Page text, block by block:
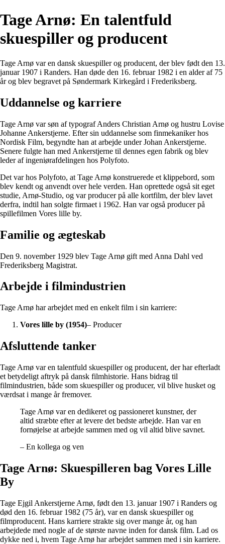
Tage Arnø: En talentfuld
skuespiller og producent
Tage Arnø var en dansk skuespiller og producent, der blev født den 13.
januar 1907 i Randers. Han døde den 16. februar 1982 i en alder af 75
år og blev begravet på Søndermark Kirkegård i Frederiksberg.
Uddannelse og karriere
Tage Arnø var søn af typograf Anders Christian Arnø og hustru Lovise
Johanne Ankerstjerne. Efter sin uddannelse som finmekaniker hos
Nordisk Film, begyndte han at arbejde under Johan Ankerstjerne.
Senere fulgte han med Ankerstjerne til dennes egen fabrik og blev
leder af ingeniørafdelingen hos Polyfoto.
Det var hos Polyfoto, at Tage Arnø konstruerede et klippebord, som
blev kendt og anvendt over hele verden. Han oprettede også sit eget
studie, Arnø-Studio, og var producer på alle kortfilm, der blev lavet
derfra, indtil han solgte firmaet i 1962. Han var også producer på
spillefilmen Vores lille by.
Familie og ægteskab
Den 9. november 1929 blev Tage Arnø gift med Anna Dahl ved
Frederiksberg Magistrat.
Arbejde i filmindustrien
Tage Arnø har arbejdet med en enkelt film i sin karriere:
Vores lille by (1954)– Producer
Afsluttende tanker
Tage Arnø var en talentfuld skuespiller og producent, der har efterladt
et betydeligt aftryk på dansk filmhistorie. Hans bidrag til
filmindustrien, både som skuespiller og producer, vil blive husket og
værdsat i mange år fremover.
Tage Arnø var en dedikeret og passioneret kunstner, der
altid stræbte efter at levere det bedste arbejde. Han var en
fornøjelse at arbejde sammen med og vil altid blive savnet.
– En kollega og ven
Tage Arnø: Skuespilleren bag Vores Lille
By
Tage Ejgil Ankerstjerne Arnø, født den 13. januar 1907 i Randers og
død den 16. februar 1982 (75 år), var en dansk skuespiller og
filmproducent. Hans karriere strakte sig over mange år, og han
arbejdede med nogle af de største navne inden for dansk film. Lad os
dykke ned i, hvem Tage Arnø har arbejdet sammen med i sin karriere.